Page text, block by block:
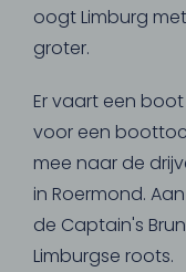
oogt Limburg
groter.
Er vaart een
voor een
mee naar de
in Roermond.
de Captain's
Limburgse roots.